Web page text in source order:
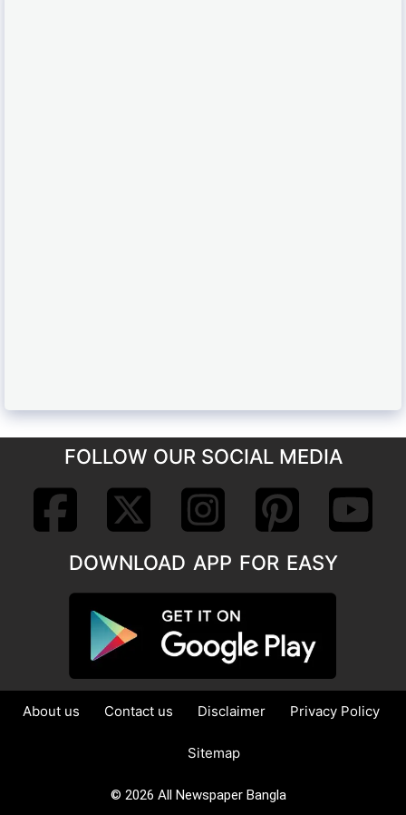
FOLLOW OUR SOCIAL MEDIA
DOWNLOAD APP FOR EASY
About us Contact us Disclaimer Privacy Policy
Sitemap
© 2026 All Newspaper Bangla